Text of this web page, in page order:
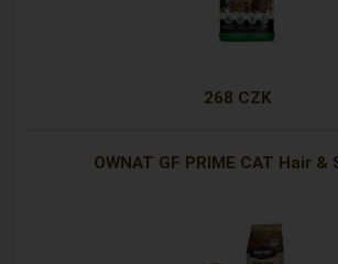
268 CZK
OWNAT GF PRIME CAT Hair &